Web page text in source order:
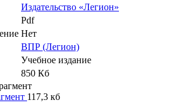
Издательство «Легион»
Pdf
Нет
ВПР (Легион)
Учебное издание
850 Кб
117,3 кб